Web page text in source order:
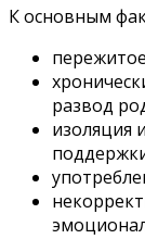
К основным
развод
изоляция